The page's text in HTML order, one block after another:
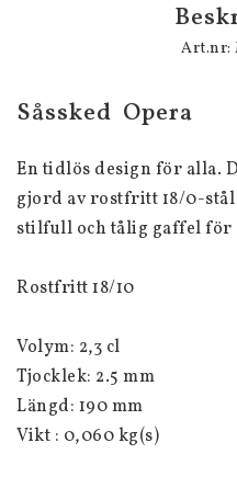
Art.nr:
Såssked  Opera
En tidlös design för alla.
gjord av rostfritt 18/0-
stilfull och tålig gaffel
Rostfritt 18/10
Volym: 2,3 cl
Tjocklek: 2.5 mm
Längd: 190 mm
Vikt : 0,060 kg(s)